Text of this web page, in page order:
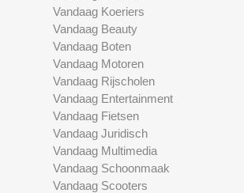
Vandaag Koeriers
Vandaag Beauty
Vandaag Boten
Vandaag Motoren
Vandaag Rijscholen
Vandaag Entertainment
Vandaag Fietsen
Vandaag Juridisch
Vandaag Multimedia
Vandaag Schoonmaak
Vandaag Scooters